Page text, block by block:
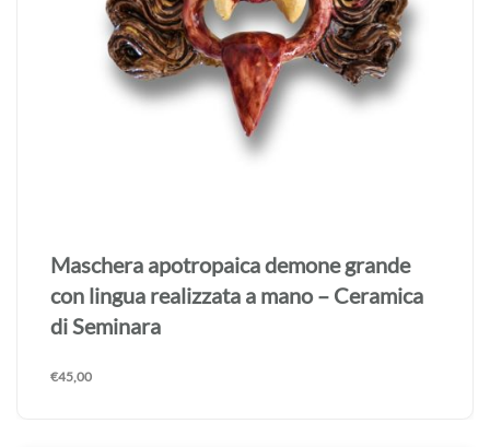
Maschera apotropaica demone grande
con lingua realizzata a mano – Ceramica
di Seminara
€45,00